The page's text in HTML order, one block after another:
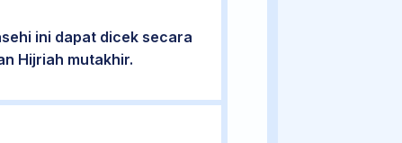
ini dapat dicek secara
Hijriah mutakhir.